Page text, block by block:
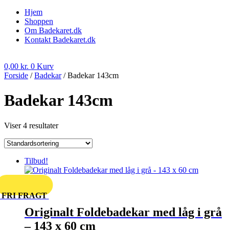
Hjem
Shoppen
Om Badekaret.dk
Kontakt Badekaret.dk
0,00 kr. 0 Kurv
Forside /Badekar/ Badekar 143cm
Badekar 143cm
Viser 4 resultater
Tilbud!
FRAGT
Originalt Foldebadekar med låg i grå
– 143 x 60 cm